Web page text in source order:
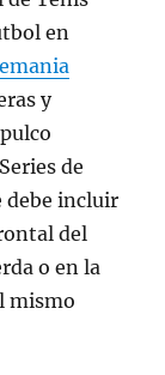
en
y
de
debe incluir
del
o en la
mismo